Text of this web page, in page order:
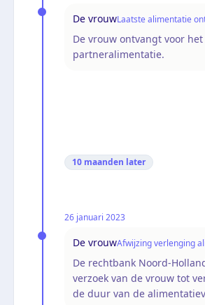
De vrouwLaatste alimentatie
De vrouw ontvangt voor
partneralimentatie.
10 maanden later
26 januari 2023
De vrouwAfwijzing verlenging
De rechtbank Noord-
verzoek van de vrouw tot
de duur van de